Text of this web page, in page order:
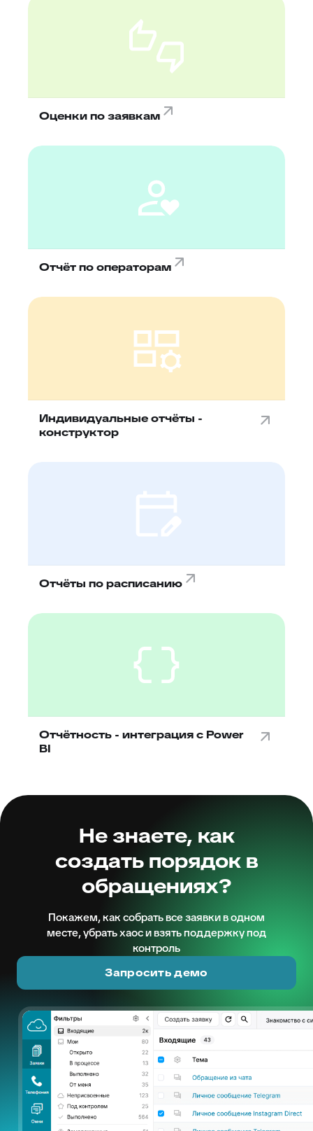
Оценки по заявкам
Отчёт по операторам
Индивидуальные отчёты -
конструктор
Отчёты по расписанию
Отчётность - интеграция с Power
BI
Не знаете, как
создать порядок в
обращениях?
Покажем, как собрать все заявки в одном
месте, убрать хаос и взять поддержку под
контроль
Запросить демо